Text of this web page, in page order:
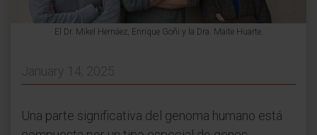
El Dr. Mikel Hernáez, Enrique Goñi y la Dra. Maite Huarte.
January 14, 2025
Una parte significativa del genoma humano está